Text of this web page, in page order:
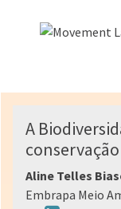
A
Aline Telles
Embrapa Meio